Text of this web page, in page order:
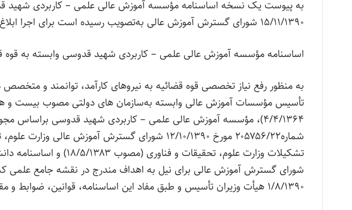
به پیوست یک نسخه اساسنامه مؤسسه آموزش عالی علمی – کاربردی شهید
۱۵/۱۱/۱۳۹۰ شورای گسترش آموزش عالی به‌تصویب رسیده است برای اجرا ابلاغ می‌شود.
اساسنامه مؤسسه آموزش عالی علمی – کاربردی شهید قدوسی وابسته به قوه
به منظور رفع نیاز تخصصی قوه قضائیه به نیروهای کارآمد، توانمند و متخصص
تأسیس مؤسسات آموزش عالی وابسته به‌سازمان ‌های دولتی مصوب بیست ‌و
شماره۲۰۵۷۵۶/۲۲ مورخ ۱۲/۱۰/۱۳۹۰ شورای گسترش آموزش
شورای گسترش آموزش عالی برای نیل به اهداف مندرج در نقشه جامع علمی
۱/۸/۱۳۹۰ هیأت ‌وزیران تأسیس و طبق مفاد این اساسنامه، قوانین، ضوابط و مقررات مربوط اداره می‌شود.